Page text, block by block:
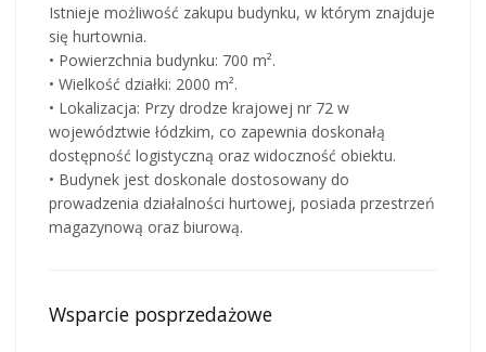
Istnieje możliwość zakupu budynku, w którym znajduje
się hurtownia.
• Powierzchnia budynku: 700 m².
• Wielkość działki: 2000 m².
• Lokalizacja: Przy drodze krajowej nr 72 w
województwie łódzkim, co zapewnia doskonałą
dostępność logistyczną oraz widoczność obiektu.
• Budynek jest doskonale dostosowany do
prowadzenia działalności hurtowej, posiada przestrzeń
magazynową oraz biurową.
Wsparcie posprzedażowe